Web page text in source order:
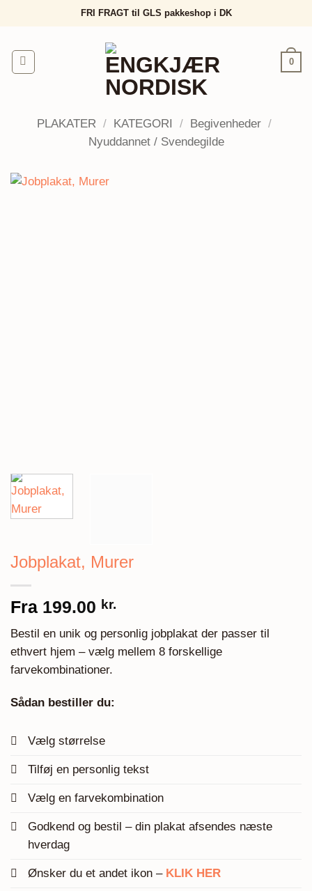
FRI FRAGT til GLS pakkeshop i DK
0
PLAKATER / KATEGORI / Begivenheder /
Nyuddannet / Svendegilde
Jobplakat, Murer
Fra 199.00 kr.
Bestil en unik og personlig jobplakat der passer til
ethvert hjem – vælg mellem 8 forskellige
farvekombinationer.
Sådan bestiller du:
Vælg størrelse
Tilføj en personlig tekst
Vælg en farvekombination
Godkend og bestil – din plakat afsendes næste
hverdag
Ønsker du et andet ikon – KLIK HER